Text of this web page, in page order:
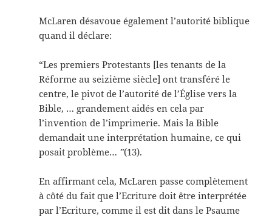
McLaren désavoue également l’autorité biblique
quand il déclare:
“Les premiers Protestants [les tenants de la
Réforme au seizième siècle] ont transféré le
centre, le pivot de l’autorité de l’Église vers la
Bible, … grandement aidés en cela par
l’invention de l’imprimerie. Mais la Bible
demandait une interprétation humaine, ce qui
posait problème… ”(13).
En affirmant cela, McLaren passe complètement
à côté du fait que l’Ecriture doit être interprétée
par l’Ecriture, comme il est dit dans le Psaume